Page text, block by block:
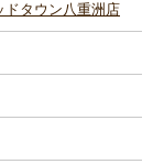
ドタウン八重洲店